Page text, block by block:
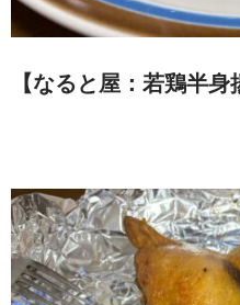
【なると屋：若鶏半身